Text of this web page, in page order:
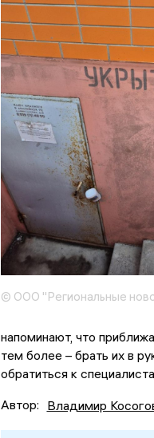
© ООО "Региональные
напоминают, что
тем более – брать их в
обратиться к
Автор: Владимир